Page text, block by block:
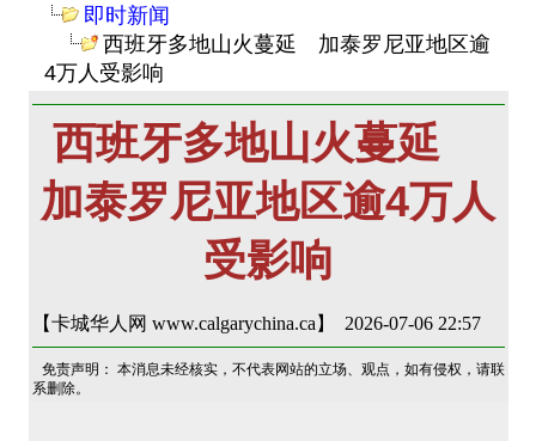
即时新闻
西班牙多地山火蔓延 加泰罗尼亚地区逾
4万人受影响
西班牙多地山火蔓延
加泰罗尼亚地区逾4万人
受影响
【卡城华人网 www.calgarychina.ca】 2026-07-06 22:57
免责声明： 本消息未经核实，不代表网站的立场、观点，如有侵权，请联
系删除。